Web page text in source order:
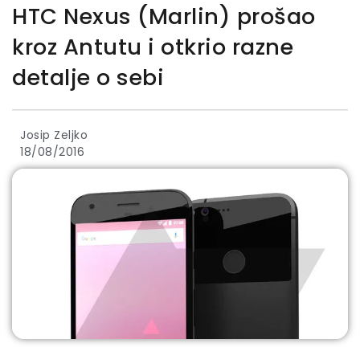
HTC Nexus (Marlin) prošao
kroz Antutu i otkrio razne
detalje o sebi
Josip Zeljko
18/08/2016